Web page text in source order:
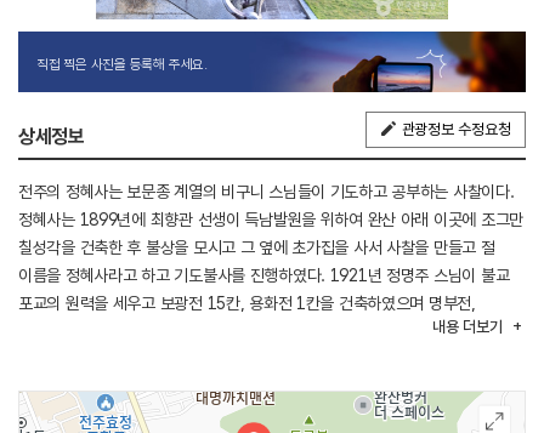
직접 찍은 사진을 등록해 주세요.
상세정보 관광정보 수정요청
전주의 정혜사는 보문종 계열의 비구니 스님들이 기도하고 공부하는 사찰이다.
정혜사는 1899년에 최향관 선생이 득남발원을 위하여 완산 아래 이곳에 조그만
칠성각을 건축한 후 불상을 모시고 그 옆에 초가집을 사서 사찰을 만들고 절
이름을 정혜사라고 하고 기도불사를 진행하였다. 1921년 정명주 스님이 불교
포교의 원력을 세우고 보광전 15칸, 용화전 1칸을 건축하였으며 명부전,
나한전, 완산선원, 사대천왕문과 아울러 요사채를 건축하여 수행과 포교에
스님과 현 주지인 정혜일 스님이 중건, 중창불사를 거듭하여 지금의 정혜사의
면모를 갖추게 되었다.
내용 더보기